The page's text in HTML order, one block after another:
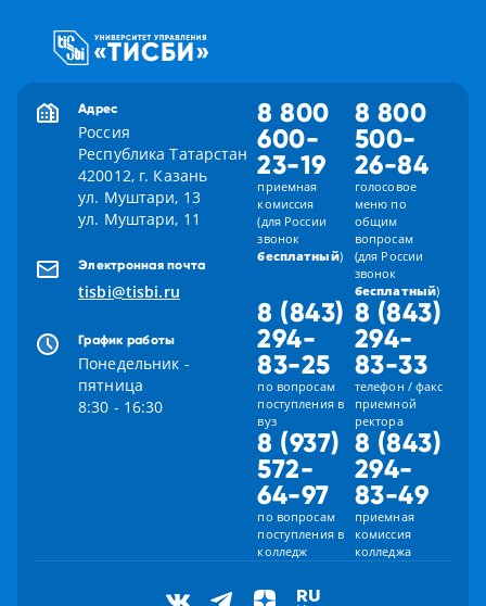
Адрес
Россия
Республика Татарстан
420012, г. Казань
ул. Муштари, 13
ул. Муштари, 11
Электронная почта
tisbi@tisbi.ru
График работы
Понедельник -
пятница
8:30 - 16:30
8 800
600-
23-19
приемная
комиссия
(для России
звонок
бесплатный)
8 800
500-
26-84
голосовое
меню по
общим
вопросам
(для России
звонок
бесплатный)
8 (843)
294-
83-25
по вопросам
поступления в
вуз
8 (843)
294-
83-33
телефон / факс
приемной
ректора
8 (937)
572-
64-97
по вопросам
поступления в
колледж
8 (843)
294-
83-49
приемная
комиссия
колледжа